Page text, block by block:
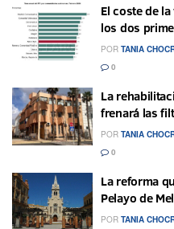
El coste de
los dos
POR TANIA
0
La
frenará las
POR TANIA
0
La reforma
Pelayo de
POR TANIA